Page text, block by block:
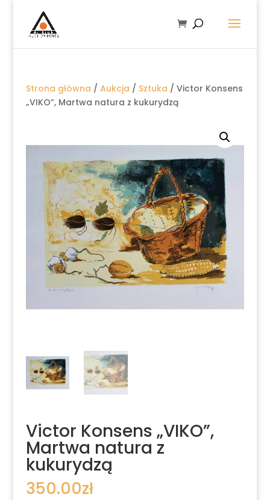
Strona główna / Aukcja / Sztuka / Victor Konsens
„VIKO”, Martwa natura z kukurydzą
Victor Konsens „VIKO”,
Martwa natura z
kukurydzą
350.00zł